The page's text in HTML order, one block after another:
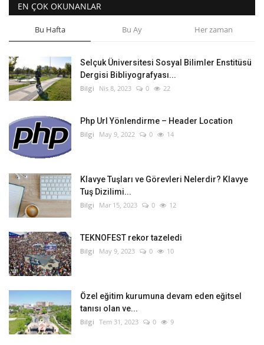
EN ÇOK OKUNANLAR
Bu Hafta Bu Ay Her zaman
Selçuk Üniversitesi Sosyal Bilimler Enstitüsü
Dergisi Bibliyografyası...
Bilgi Nis 8, 2023 0 22
Php Url Yönlendirme – Header Location
Bilgi May 9, 2022 0 14
Klavye Tuşları ve Görevleri Nelerdir? Klavye
Tuş Dizilimi...
Bilgi Mar 15, 2023 0 12
TEKNOFEST rekor tazeledi
Bilgi May 9, 2023 0 10
Özel eğitim kurumuna devam eden eğitsel
tanısı olan ve...
Bilgi Tem 31, 2023 0 9